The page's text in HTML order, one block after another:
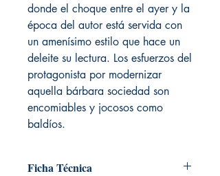
donde el choque entre el ayer y la
época del autor está servida con
un amenísimo estilo que hace un
deleite su lectura. Los esfuerzos del
protagonista por modernizar
aquella bárbara sociedad son
encomiables y jocosos como
baldíos.
Ficha Técnica